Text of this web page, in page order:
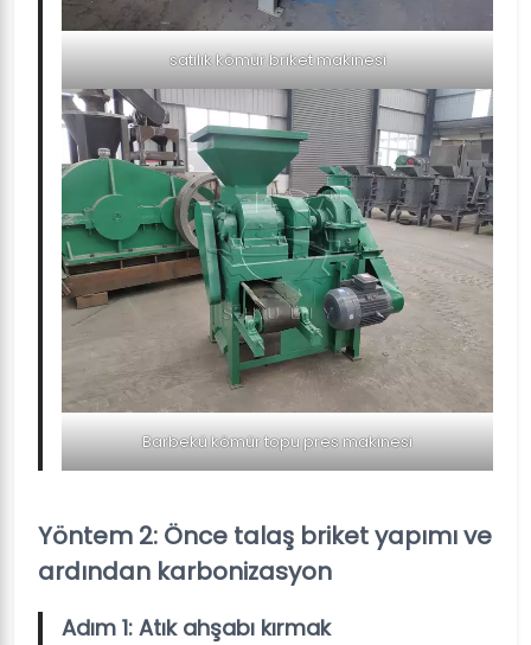
satılık kömür briket makinesi
Barbekü kömür topu pres makinesi
Yöntem 2: Önce talaş briket yapımı ve
ardından karbonizasyon
Adım 1: Atık ahşabı kırmak